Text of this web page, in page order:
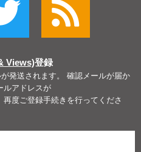
Views)登録
発送されます。 確認メールが届か
ルアドレスが
度ご登録手続きを行ってくださ